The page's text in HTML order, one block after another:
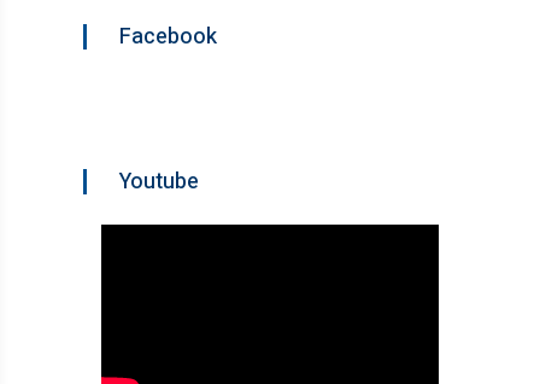
Facebook
Youtube